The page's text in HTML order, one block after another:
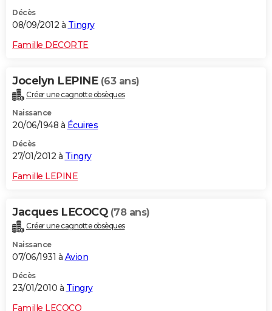
Décès
08/09/2012 à Tingry
Famille DECORTE
Jocelyn LEPINE (63 ans)
Créer une cagnotte obsèques
Naissance
20/06/1948 à Écuires
Décès
27/01/2012 à Tingry
Famille LEPINE
Jacques LECOCQ (78 ans)
Créer une cagnotte obsèques
Naissance
07/06/1931 à Avion
Décès
23/01/2010 à Tingry
Famille LECOCQ